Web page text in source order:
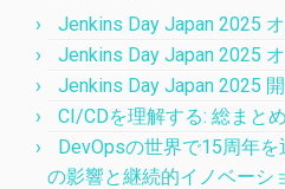
Jenkins Day Japan 2025
Jenkins Day Japan 2025
Jenkins Day Japan 2025
CI/CDを理解する: 総まとめ
DevOpsの世界で15周年
の影響と継続的イノベーシ